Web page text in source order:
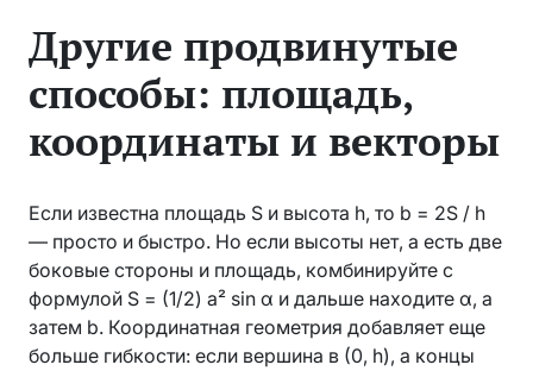
Другие продвинутые
способы: площадь,
координаты и векторы
Если известна площадь S и высота h, то b = 2S / h
— просто и быстро. Но если высоты нет, а есть две
боковые стороны и площадь, комбинируйте с
формулой S = (1/2) a² sin α и дальше находите α, а
затем b. Координатная геометрия добавляет еще
больше гибкости: если вершина в (0, h), а концы